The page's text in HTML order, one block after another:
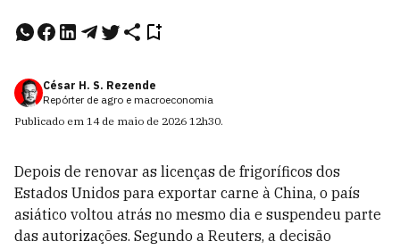
César H. S. Rezende
Repórter de agro e macroeconomia
Publicado em 14 de maio de 2026 12h30.
Depois de renovar as licenças de frigoríficos dos
Estados Unidos para exportar carne à China, o país
asiático voltou atrás no mesmo dia e suspendeu parte
das autorizações. Segundo a Reuters, a decisão